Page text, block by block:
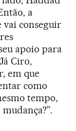
a
vai conseguir
apoio para
Ciro,
em que
como
tempo,